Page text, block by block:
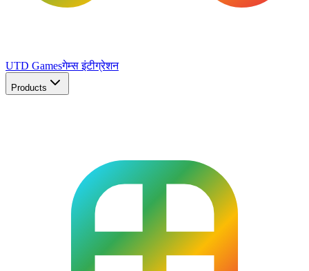
UTD Gamesगेम्स इंटीग्रेशन
Products